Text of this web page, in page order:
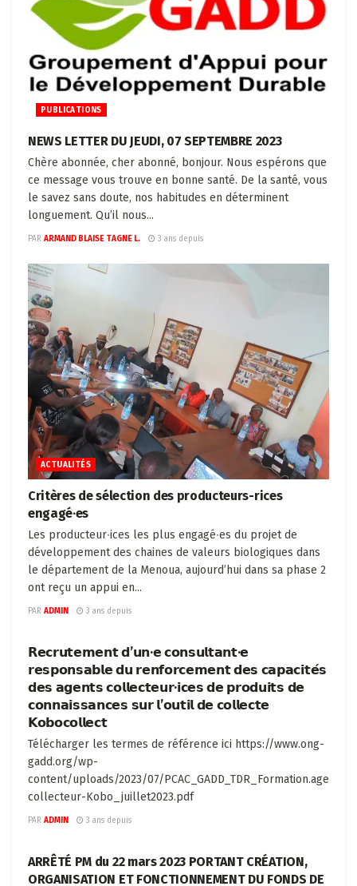
PUBLICATIONS
NEWS LETTER DU JEUDI, 07 SEPTEMBRE 2023
Chère abonnée, cher abonné, bonjour. Nous espérons que
ce message vous trouve en bonne santé. De la santé, vous
le savez sans doute, nos habitudes en déterminent
longuement. Qu’il nous...
PAR ARMAND BLAISE TAGNE L. 3 ans depuis
ACTUALITÉS
Critères de sélection des producteurs-rices
engagé∙es
Les producteur∙ices les plus engagé∙es du projet de
développement des chaines de valeurs biologiques dans
le département de la Menoua, aujourd’hui dans sa phase 2
ont reçu un appui en...
PAR ADMIN
3 ans depuis
𝗥𝗲𝗰𝗿𝘂𝘁𝗲𝗺𝗲𝗻𝘁 𝗱’𝘂𝗻·𝗲 𝗰𝗼𝗻𝘀𝘂𝗹𝘁𝗮𝗻𝘁·𝗲
𝗿𝗲𝘀𝗽𝗼𝗻𝘀𝗮𝗯𝗹𝗲 𝗱𝘂 𝗿𝗲𝗻𝗳𝗼𝗿𝗰𝗲𝗺𝗲𝗻𝘁 𝗱𝗲𝘀 𝗰𝗮𝗽𝗮𝗰𝗶𝘁𝗲́𝘀
𝗱𝗲𝘀 𝗮𝗴𝗲𝗻𝘁𝘀 𝗰𝗼𝗹𝗹𝗲𝗰𝘁𝗲𝘂𝗿·𝗶𝗰𝗲𝘀 𝗱𝗲 𝗽𝗿𝗼𝗱𝘂𝗶𝘁𝘀 𝗱𝗲
𝗰𝗼𝗻𝗻𝗮𝗶𝘀𝘀𝗮𝗻𝗰𝗲𝘀 𝘀𝘂𝗿 𝗹’𝗼𝘂𝘁𝗶𝗹 𝗱𝗲 𝗰𝗼𝗹𝗹𝗲𝗰𝘁𝗲
𝗞𝗼𝗯𝗼𝗰𝗼𝗹𝗹𝗲𝗰𝘁
Télécharger les termes de référence ici https://www.ong-
gadd.org/wp-
content/uploads/2023/07/PCAC_GADD_TDR_Formation.agent-
collecteur-Kobo_juillet2023.pdf
PAR ADMIN
3 ans depuis
ARRÊTÉ PM du 22 mars 2023 PORTANT CRÉATION,
ORGANISATION ET FONCTIONNEMENT DU FONDS DE